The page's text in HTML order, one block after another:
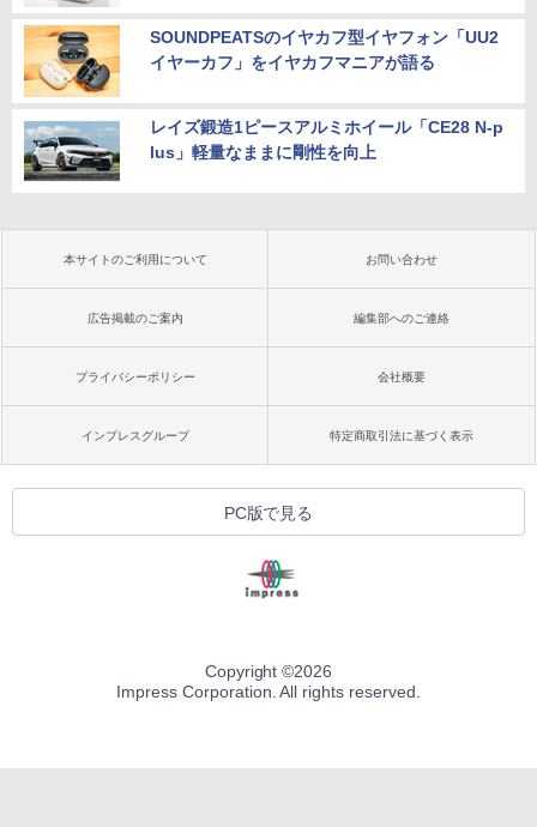
SOUNDPEATSのイヤカフ型イヤフォン「UU2
イヤーカフ」をイヤカフマニアが語る
レイズ鍛造1ピースアルミホイール「CE28 N-p
lus」軽量なままに剛性を向上
本サイトのご利用について お問い合わせ
広告掲載のご案内 編集部へのご連絡
プライバシーポリシー 会社概要
インプレスグループ 特定商取引法に基づく表示
PC版で見る
Copyright ©2026
Impress Corporation. All rights reserved.